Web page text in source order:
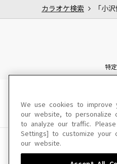
カラオケ検索 「小
特
We use cookies to improve
our website, to personalize
to analyze our traffic.
Settings] to customize your
our website.